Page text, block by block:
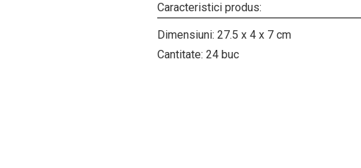
Caracteristici produs:
Dimensiuni: 27.5 x 4 x 7 cm
Cantitate: 24 buc